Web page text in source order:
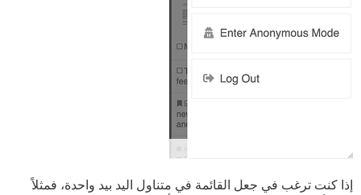
إذا كنت ترغب في جعل القائمة في متناول اليد بيد واحدة، فمثلاً